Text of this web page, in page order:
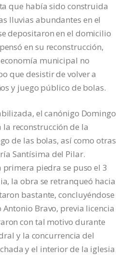
que había sido construida
lluvias abundantes en el
depositaron en el domicilio
en su reconstrucción,
municipal no
que desistir de volver a
y juego público de bolas.
el canónigo Domingo
reconstrucción de la
de las bolas, así como otras
Santísima del Pilar.
piedra se puso el 3
la obra se retranqueó hacia
bastante, concluyéndose
Bravo, previa licencia
con tal motivo durante
y la concurrencia del
y el interior de la iglesia